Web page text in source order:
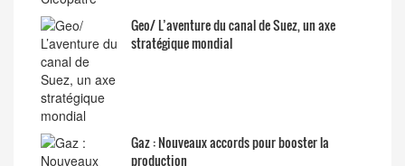
Geo/ L’aventure du canal de Suez, un axe
stratégique mondial
Gaz : Nouveaux accords pour booster la
production